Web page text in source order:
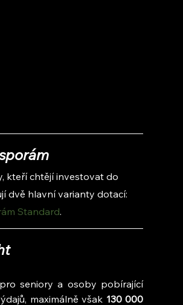
kteří chtějí investovat do
dvě hlavní varianty dotací:
Standard.
seniory a osoby pobírající
maximálně však 130 000